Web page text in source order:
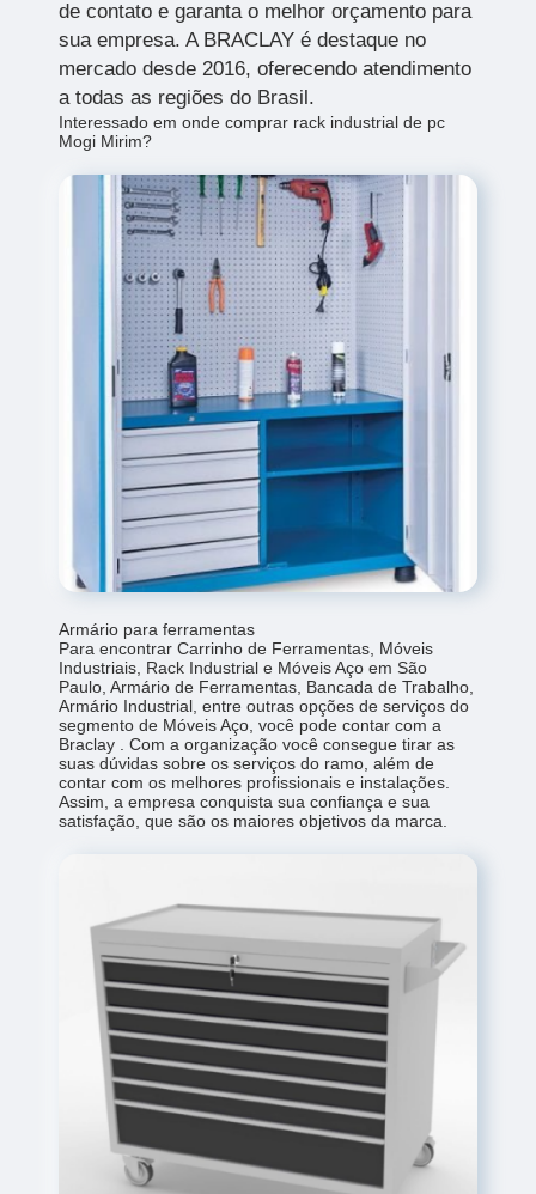
de contato e garanta o melhor orçamento para
sua empresa. A BRACLAY é destaque no
mercado desde 2016, oferecendo atendimento
a todas as regiões do Brasil.
Interessado em onde comprar rack industrial de pc
Mogi Mirim?
Armário para ferramentas
Para encontrar Carrinho de Ferramentas, Móveis
Industriais, Rack Industrial e Móveis Aço em São
Paulo, Armário de Ferramentas, Bancada de Trabalho,
Armário Industrial, entre outras opções de serviços do
segmento de Móveis Aço, você pode contar com a
Braclay . Com a organização você consegue tirar as
suas dúvidas sobre os serviços do ramo, além de
contar com os melhores profissionais e instalações.
Assim, a empresa conquista sua confiança e sua
satisfação, que são os maiores objetivos da marca.